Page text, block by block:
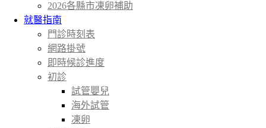
2026各縣市凍卵補助
就醫指南
門診時刻表
網路掛號
即時候診進度
初診
試管嬰兒
海外試管
凍卵